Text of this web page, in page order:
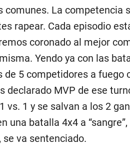
comunes. La competencia
rapear. Cada episodio
coronado al mejor
Yendo ya con las
5 competidores a fuego
declarado MVP de ese
vs. 1 y se salvan a los 2
una batalla 4x4 a
va sentenciado.